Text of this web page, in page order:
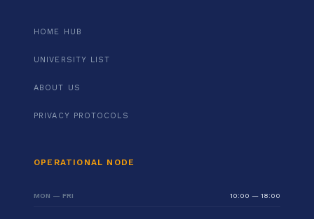
HOME HUB
UNIVERSITY LIST
ABOUT US
PRIVACY PROTOCOLS
OPERATIONAL NODE
MON — FRI 10:00 — 18:00